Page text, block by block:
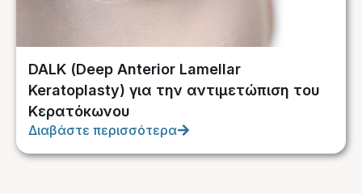
DALK (Deep Anterior Lamellar
Keratoplasty) για την αντιμετώπιση του
Κερατόκωνου
Διαβάστε περισσότερα